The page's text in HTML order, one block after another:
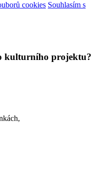
cookies Souhlasím s
kulturního projektu?